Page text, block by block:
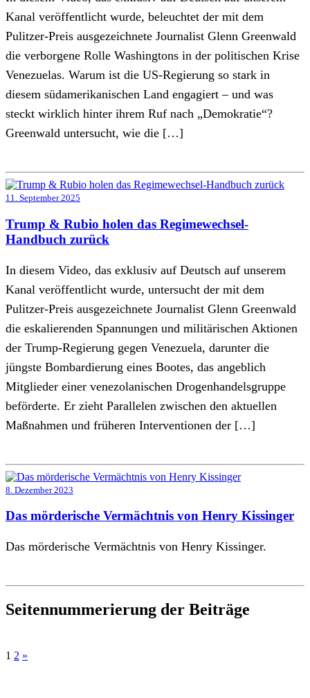
Kanal veröffentlicht wurde, beleuchtet der mit dem
Pulitzer-Preis ausgezeichnete Journalist Glenn Greenwald
die verborgene Rolle Washingtons in der politischen Krise
Venezuelas. Warum ist die US-Regierung so stark in
diesem südamerikanischen Land engagiert – und was
steckt wirklich hinter ihrem Ruf nach „Demokratie“?
Greenwald untersucht, wie die […]
11. September 2025
Trump & Rubio holen das Regimewechsel-
Handbuch zurück
In diesem Video, das exklusiv auf Deutsch auf unserem
Kanal veröffentlicht wurde, untersucht der mit dem
Pulitzer-Preis ausgezeichnete Journalist Glenn Greenwald
die eskalierenden Spannungen und militärischen Aktionen
der Trump-Regierung gegen Venezuela, darunter die
jüngste Bombardierung eines Bootes, das angeblich
Mitglieder einer venezolanischen Drogenhandelsgruppe
beförderte. Er zieht Parallelen zwischen den aktuellen
Maßnahmen und früheren Interventionen der […]
8. Dezember 2023
Das mörderische Vermächtnis von Henry Kissinger
Das mörderische Vermächtnis von Henry Kissinger.
Seitennummerierung der Beiträge
1 2 »